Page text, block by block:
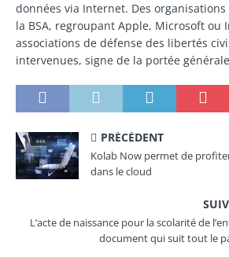
données via Internet. Des
la BSA, regroupant Apple, Microsoft ou
associations de défense des libertés
intervenues, signe de la portée
PRÉCÉDENT
Kolab Now permet de
dans le cloud
L’acte de naissance pour la scolarité de
document qui suit tout le